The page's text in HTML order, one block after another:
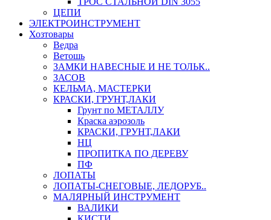
ЦЕПИ
ЭЛЕКТРОИНСТРУМЕНТ
Хозтовары
Ведра
Ветошь
ЗАМКИ НАВЕСНЫЕ И НЕ ТОЛЬК..
ЗАСОВ
КЕЛЬМА, МАСТЕРКИ
КРАСКИ, ГРУНТ,ЛАКИ
Грунт по МЕТАЛЛУ
Краска аэрозоль
КРАСКИ, ГРУНТ,ЛАКИ
НЦ
ПРОПИТКА ПО ДЕРЕВУ
ПФ
ЛОПАТЫ
ЛОПАТЫ-СНЕГОВЫЕ, ЛЕДОРУБ..
МАЛЯРНЫЙ ИНСТРУМЕНТ
ВАЛИКИ